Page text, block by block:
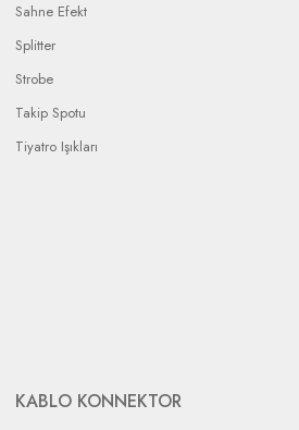
Sahne Efekt
Splitter
Strobe
Takip Spotu
Tiyatro Işıkları
KABLO KONNEKTOR